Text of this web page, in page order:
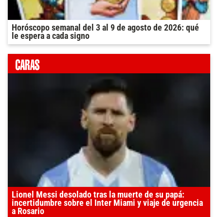
Horóscopo semanal del 3 al 9 de agosto de 2026: qué
le espera a cada signo
Lionel Messi desolado tras la muerte de su papá:
incertidumbre sobre el Inter Miami y viaje de urgencia
a Rosario